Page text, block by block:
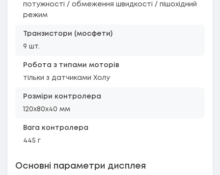
потужності / обмеження швидкості / пішохідний
режим
Транзистори (мосфети)
9 шт.
Робота з типами моторів
тільки з датчиками Холу
Розміри контролера
120x80x40 мм
Вага контролера
445 г
Основні параметри дисплея